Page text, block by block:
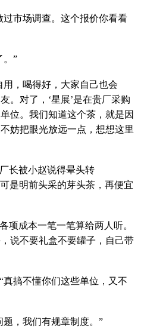
过市场调查。这个报价你看看
。”
，喝得好，大家自己也会
。对了，‘星展’是在贵厂采购
位。我们知道这个茶，就是因
妨把眼光放远一点，想想这里
长被小赵说得晕头转
是明前头采的芽头茶，再便宜
项成本一笔一笔算给两人听。
说不要礼盒不要罐子，自己带
真搞不懂你们这些单位，又不
，我们有规章制度。”